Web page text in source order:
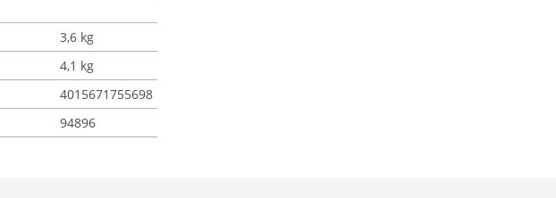
3,6 kg
4,1 kg
4015671755698
94896